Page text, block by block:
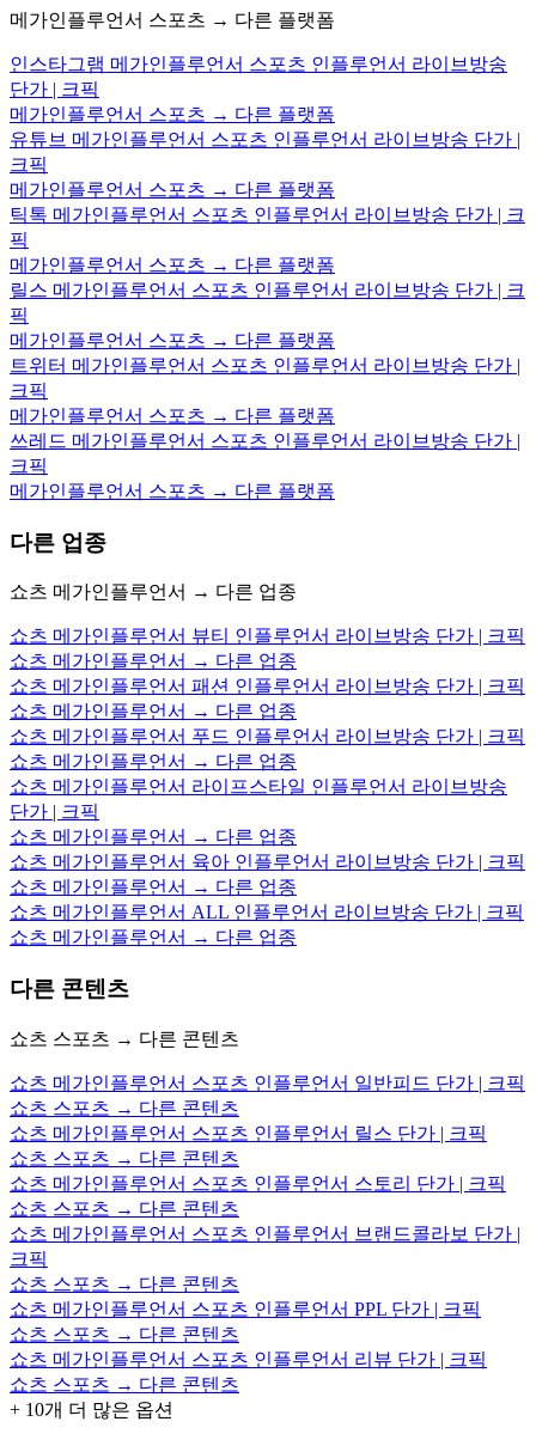
메가인플루언서 스포츠 → 다른 플랫폼
인스타그램 메가인플루언서 스포츠 인플루언서 라이브방송
단가 | 크픽
메가인플루언서 스포츠 → 다른 플랫폼
유튜브 메가인플루언서 스포츠 인플루언서 라이브방송 단가 |
크픽
메가인플루언서 스포츠 → 다른 플랫폼
틱톡 메가인플루언서 스포츠 인플루언서 라이브방송 단가 | 크
픽
메가인플루언서 스포츠 → 다른 플랫폼
릴스 메가인플루언서 스포츠 인플루언서 라이브방송 단가 | 크
픽
메가인플루언서 스포츠 → 다른 플랫폼
트위터 메가인플루언서 스포츠 인플루언서 라이브방송 단가 |
크픽
메가인플루언서 스포츠 → 다른 플랫폼
쓰레드 메가인플루언서 스포츠 인플루언서 라이브방송 단가 |
크픽
메가인플루언서 스포츠 → 다른 플랫폼
다른 업종
쇼츠 메가인플루언서 → 다른 업종
쇼츠 메가인플루언서 뷰티 인플루언서 라이브방송 단가 | 크픽
쇼츠 메가인플루언서 → 다른 업종
쇼츠 메가인플루언서 패션 인플루언서 라이브방송 단가 | 크픽
쇼츠 메가인플루언서 → 다른 업종
쇼츠 메가인플루언서 푸드 인플루언서 라이브방송 단가 | 크픽
쇼츠 메가인플루언서 → 다른 업종
쇼츠 메가인플루언서 라이프스타일 인플루언서 라이브방송
단가 | 크픽
쇼츠 메가인플루언서 → 다른 업종
쇼츠 메가인플루언서 육아 인플루언서 라이브방송 단가 | 크픽
쇼츠 메가인플루언서 → 다른 업종
쇼츠 메가인플루언서 ALL 인플루언서 라이브방송 단가 | 크픽
쇼츠 메가인플루언서 → 다른 업종
다른 콘텐츠
쇼츠 스포츠 → 다른 콘텐츠
쇼츠 메가인플루언서 스포츠 인플루언서 일반피드 단가 | 크픽
쇼츠 스포츠 → 다른 콘텐츠
쇼츠 메가인플루언서 스포츠 인플루언서 릴스 단가 | 크픽
쇼츠 스포츠 → 다른 콘텐츠
쇼츠 메가인플루언서 스포츠 인플루언서 스토리 단가 | 크픽
쇼츠 스포츠 → 다른 콘텐츠
쇼츠 메가인플루언서 스포츠 인플루언서 브랜드콜라보 단가 |
크픽
쇼츠 스포츠 → 다른 콘텐츠
쇼츠 메가인플루언서 스포츠 인플루언서 PPL 단가 | 크픽
쇼츠 스포츠 → 다른 콘텐츠
쇼츠 메가인플루언서 스포츠 인플루언서 리뷰 단가 | 크픽
쇼츠 스포츠 → 다른 콘텐츠
+ 10개 더 많은 옵션